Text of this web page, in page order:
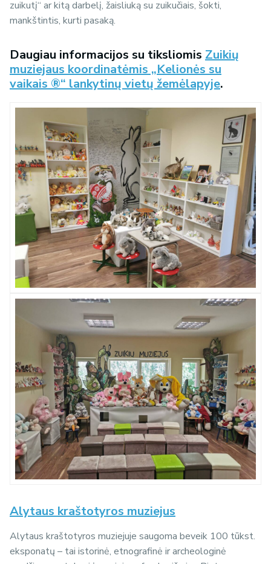
zuikutį“ ar kitą darbelį, žaisliuką su zuikučiais, šokti,
mankštintis, kurti pasaką.
Daugiau informacijos su tiksliomis Zuikių
muziejaus koordinatėmis „Kelionės su
vaikais ®“ lankytinų vietų žemėlapyje.
Alytaus kraštotyros muziejus
Alytaus kraštotyros muziejuje saugoma beveik 100 tūkst.
eksponatų – tai istorinė, etnografinė ir archeologinė